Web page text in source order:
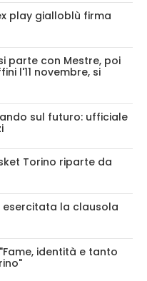
play gialloblù firma
parte con Mestre, poi
l'11 novembre, si
sul futuro: ufficiale
Torino riparte da
esercitata la clausola
identità e tanto